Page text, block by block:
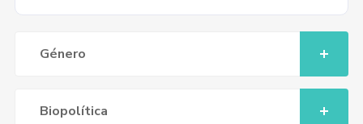
Género
Biopolítica